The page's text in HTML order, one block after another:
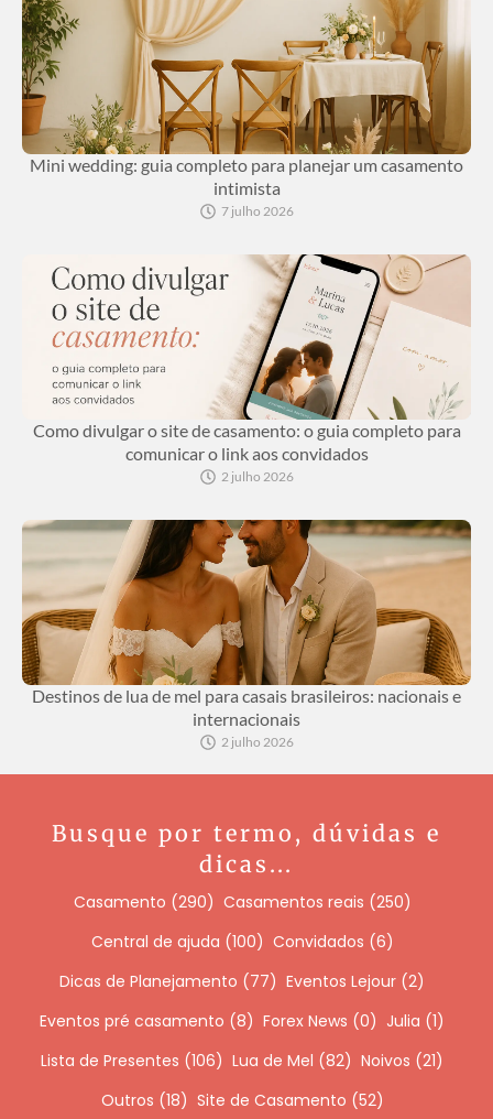
Mini wedding: guia completo para planejar um casamento
intimista
7 julho 2026
Como divulgar o site de casamento: o guia completo para
comunicar o link aos convidados
2 julho 2026
Destinos de lua de mel para casais brasileiros: nacionais e
internacionais
2 julho 2026
Busque por termo, dúvidas e
dicas...
Casamento (290) Casamentos reais (250)
Central de ajuda (100) Convidados (6)
Dicas de Planejamento (77) Eventos Lejour (2)
Eventos pré casamento (8) Forex News (0) Julia (1)
Lista de Presentes (106) Lua de Mel (82) Noivos (21)
Outros (18) Site de Casamento (52)